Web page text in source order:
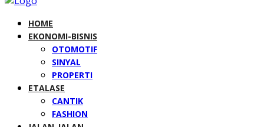
HOME
EKONOMI-BISNIS
OTOMOTIF
SINYAL
PROPERTI
ETALASE
CANTIK
FASHION